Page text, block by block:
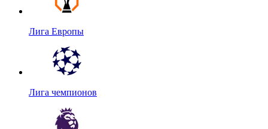
Лига Европы
Лига чемпионов